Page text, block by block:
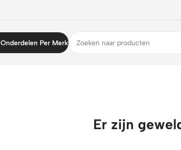
Onderdelen Per Merk
Er zijn